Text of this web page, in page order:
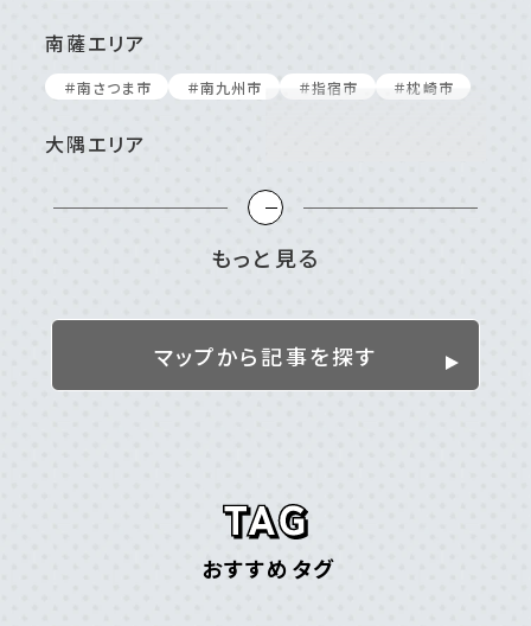
もっと見る
南薩エリア
＃南さつま市 ＃南九州市 ＃指宿市 ＃枕崎市
大隅エリア
＃⿅屋市
＃垂⽔市
＃志布志市 ＃曽於市
＃肝付町
離島
マップから記事を探す
おすすめタグ